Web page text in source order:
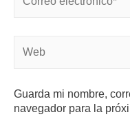
Guarda mi nombre,
navegador para la